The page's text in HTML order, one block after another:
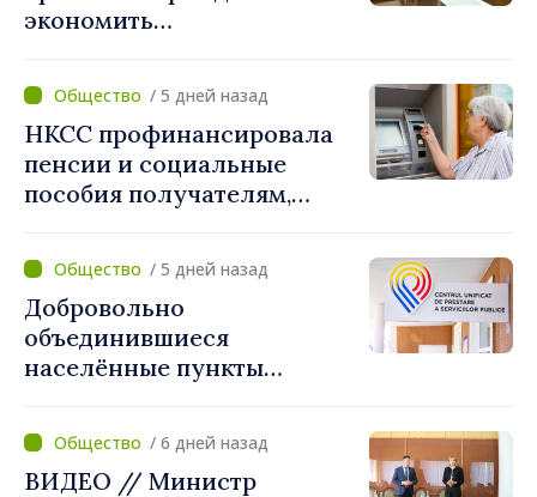
экономить
каждый сократит
потребление энергии, мы
внесём свой вклад в
поддержание
стабильности системы»
/ 5 дней назад
НКСС профинансировала
пенсии и социальные
пособия получателям,
карты
/ 5 дней назад
Добровольно
объединившиеся
населённые пункты
создания Единых центров
предоставления услуг
/ 6 дней назад
ВИДЕО // Министр